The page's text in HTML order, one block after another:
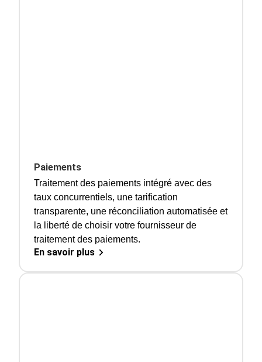
Paiements
Traitement des paiements intégré avec des
taux concurrentiels, une tarification
transparente, une réconciliation automatisée et
la liberté de choisir votre fournisseur de
traitement des paiements.
En savoir plus